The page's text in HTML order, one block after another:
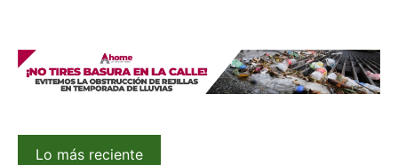
Lo más reciente